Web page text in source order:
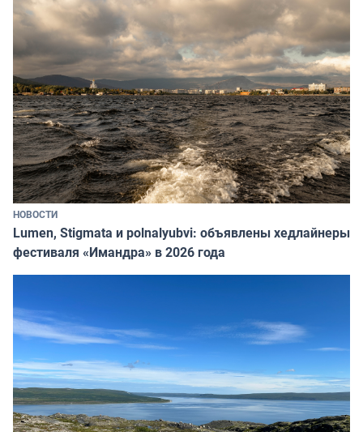
НОВОСТИ
Lumen, Stigmata и polnalyubvi: объявлены хедлайнеры
фестиваля «Имандра» в 2026 года